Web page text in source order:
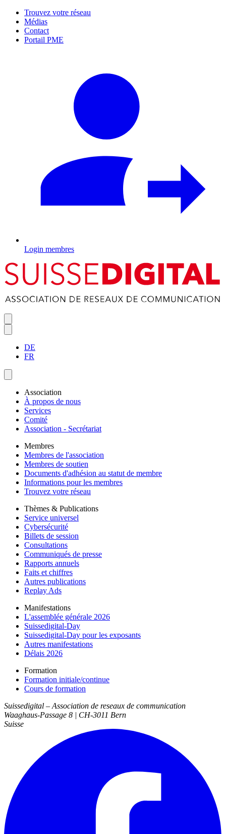
Trouvez votre réseau
Médias
Contact
Portail PME
Login membres
DE
FR
Association
À propos de nous
Services
Comité
Association - Secrétariat
Membres
Membres de l'association
Membres de soutien
Documents d'adhésion au statut de membre
Informations pour les membres
Trouvez votre réseau
Thèmes & Publications
Service universel
Cybersécurité
Billets de session
Consultations
Communiqués de presse
Rapports annuels
Faits et chiffres
Autres publications
Replay Ads
Manifestations
L'assemblée générale 2026
Suissedigital-Day
Suissedigital-Day pour les exposants
Autres manifestations
Délais 2026
Formation
Formation initiale/continue
Cours de formation
Suissedigital – Association de reseaux de communication
Waaghaus-Passage 8 | CH-3011 Bern
Suisse